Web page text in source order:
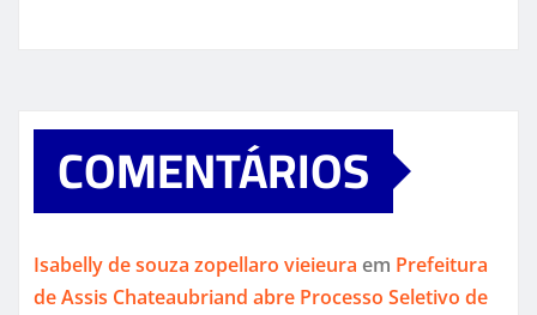
COMENTÁRIOS
Isabelly de souza zopellaro vieieura em Prefeitura
de Assis Chateaubriand abre Processo Seletivo de